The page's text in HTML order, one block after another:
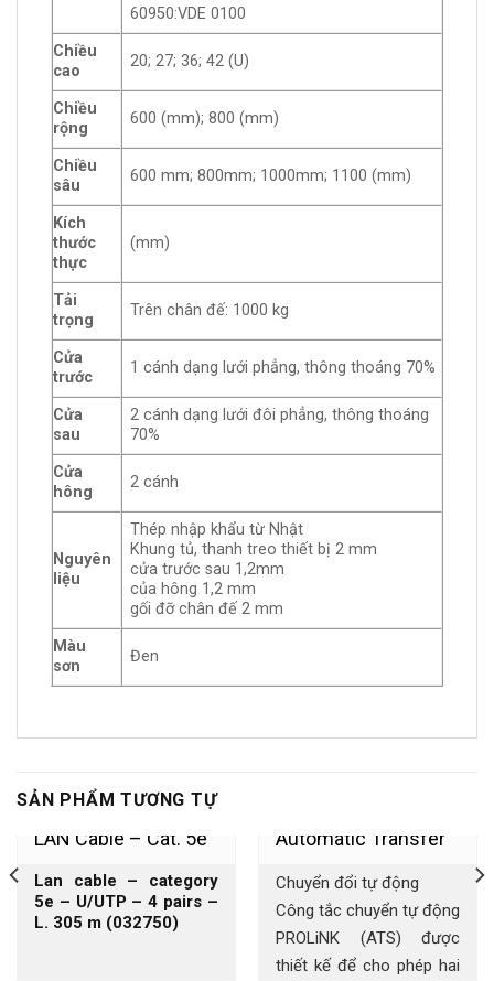
60950:VDE 0100
Chiều
cao
20; 27; 36; 42 (U)
Chiều
rộng
600 (mm); 800 (mm)
Chiều
sâu
600 mm; 800mm; 1000mm; 1100 (mm)
Kích
thước
thực
(mm)
Tải
trọng
Trên chân đế: 1000 kg
Cửa
trước
1 cánh dạng lưới phẳng, thông thoáng 70%
Cửa
sau
2 cánh dạng lưới đôi phẳng, thông thoáng
70%
Cửa
hông
2 cánh
Nguyên
liệu
Thép nhập khẩu từ Nhật
Khung tủ, thanh treo thiết bị 2 mm
cửa trước sau 1,2mm
của hông 1,2 mm
gối đỡ chân đế 2 mm
Màu
sơn
Đen
SẢN PHẨM TƯƠNG TỰ
LAN Cable – Cat. 5e
– U/UTP – 4 Pairs,
Lan cable – category
5e – U/UTP – 4 pairs –
L. 305 m (032750)
Automatic Transfer
Switch (ATS)
Chuyển đổi tự động
Công tắc chuyển tự động
PROLiNK (ATS) được
thiết kế để cho phép hai